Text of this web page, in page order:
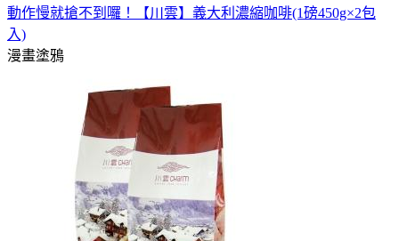
動作慢就搶不到囉！【川雲】義大利濃縮咖啡(1磅450g×2包
入)
漫畫塗鴉